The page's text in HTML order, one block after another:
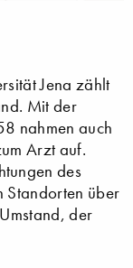
Jena zählt
Mit der
nahmen auch
Arzt auf.
des
Standorten über
der